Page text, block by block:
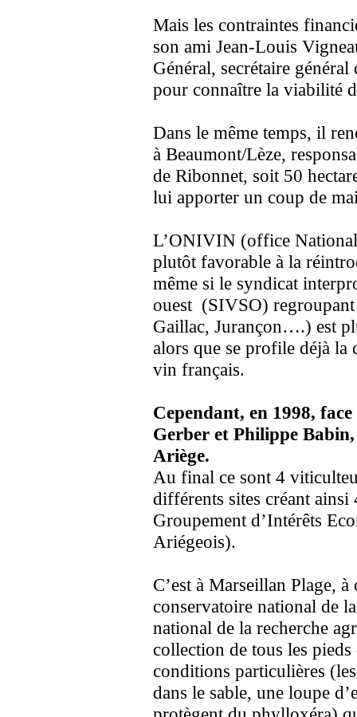
Mais les contraintes
son ami Jean-Louis
Général, secrétaire
pour connaître la viabilité
Dans le même temps, il
à Beaumont/Lèze,
de Ribonnet, soit 50
lui apporter un coup de
L’ONIVIN (office
plutôt favorable à la
même si le syndicat
ouest (SIVSO)
Gaillac, Jurançon….) est
alors que se profile déjà
vin français.
Cependant, en 1998,
Gerber et Philippe
Ariège.
Au final ce sont 4
différents sites créant
Groupement d’Intérêts
Ariégeois).
C’est à Marseillan Plage,
conservatoire national de
national de la recherche
collection de tous les
conditions particulières
dans le sable, une loupe